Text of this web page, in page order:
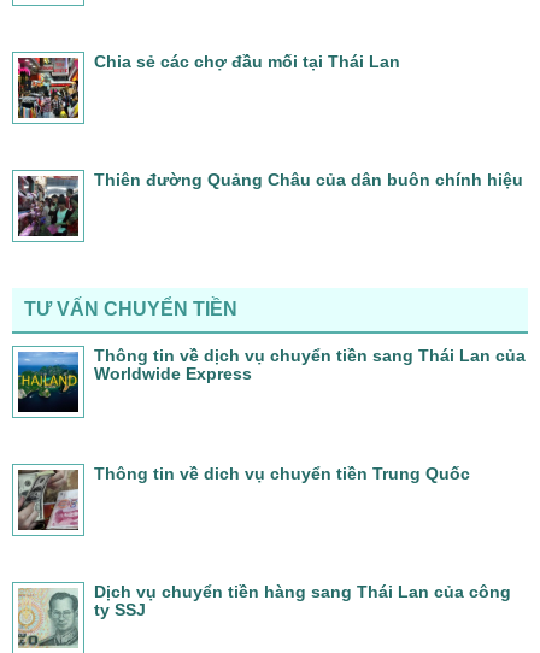
Chia sẻ các chợ đầu mối tại Thái Lan
Thiên đường Quảng Châu của dân buôn chính hiệu
TƯ VẤN CHUYỂN TIỀN
Thông tin về dịch vụ chuyển tiền sang Thái Lan của
Worldwide Express
Thông tin về dich vụ chuyển tiền Trung Quốc
Dịch vụ chuyển tiền hàng sang Thái Lan của công
ty SSJ